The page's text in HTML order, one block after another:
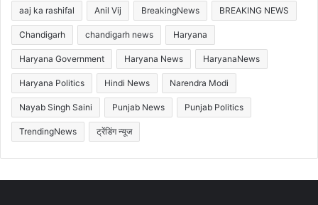
aaj ka rashifal Anil Vij BreakingNews BREAKING NEWS
Chandigarh chandigarh news Haryana
Haryana Government Haryana News HaryanaNews
Haryana Politics Hindi News Narendra Modi
Nayab Singh Saini Punjab News Punjab Politics
TrendingNews ट्रेंडिंग न्यूज